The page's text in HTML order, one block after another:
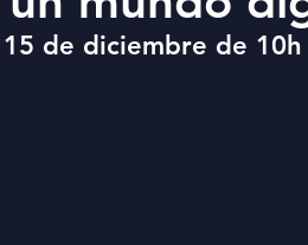
de diciembre de 10h